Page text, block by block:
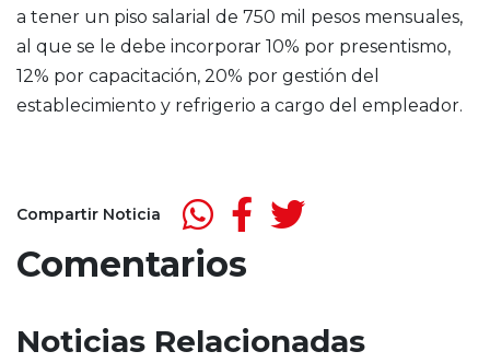
a tener un piso salarial de 750 mil pesos mensuales,
al que se le debe incorporar 10% por presentismo,
12% por capacitación, 20% por gestión del
establecimiento y refrigerio a cargo del empleador.
Compartir Noticia
Comentarios
Noticias Relacionadas